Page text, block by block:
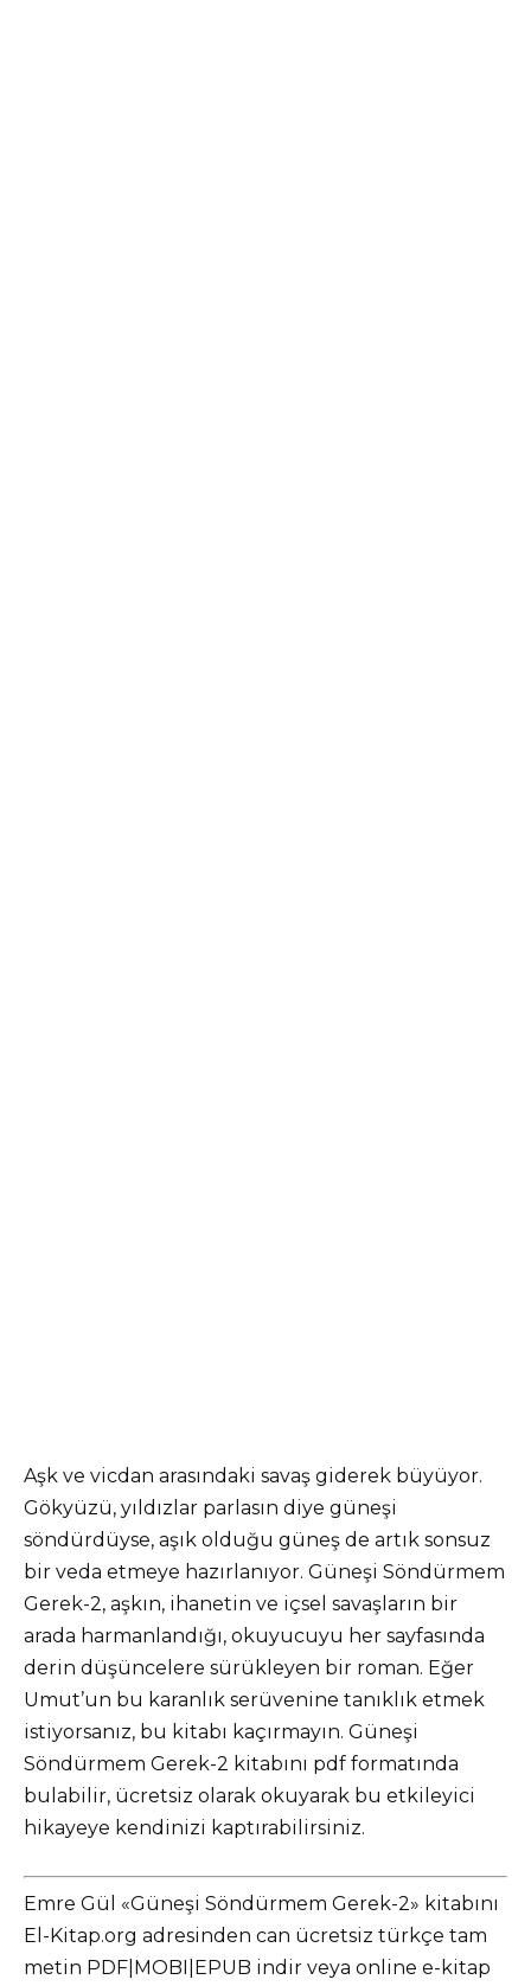
Aşk ve vicdan arasındaki savaş giderek büyüyor.
Gökyüzü, yıldızlar parlasın diye güneşi
söndürdüyse, aşık olduğu güneş de artık sonsuz
bir veda etmeye hazırlanıyor. Güneşi Söndürmem
Gerek-2, aşkın, ihanetin ve içsel savaşların bir
arada harmanlandığı, okuyucuyu her sayfasında
derin düşüncelere sürükleyen bir roman. Eğer
Umut’un bu karanlık serüvenine tanıklık etmek
istiyorsanız, bu kitabı kaçırmayın. Güneşi
Söndürmem Gerek-2 kitabını pdf formatında
bulabilir, ücretsiz olarak okuyarak bu etkileyici
hikayeye kendinizi kaptırabilirsiniz.
Emre Gül «Güneşi Söndürmem Gerek-2» kitabını
El-Kitap.org adresinden can ücretsiz türkçe tam
metin PDF|MOBI|EPUB indir veya online e-kitap